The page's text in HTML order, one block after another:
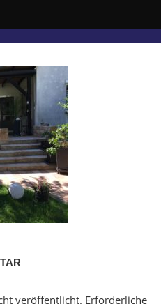
veröffentlicht. Erforderliche